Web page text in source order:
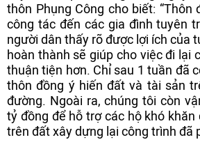
thôn Phụng Công cho biết: “Thôn
công tác đến các gia đình tuyên
người dân thấy rõ được lợi ích của
hoàn thành sẽ giúp cho việc đi lại
thuận tiện hơn. Chỉ sau 1 tuần đã
thôn đồng ý hiến đất và tài sản
đường. Ngoài ra, chúng tôi còn
tỷ đồng để hỗ trợ các hộ khó khăn
trên đất xây dựng lại công trình đã